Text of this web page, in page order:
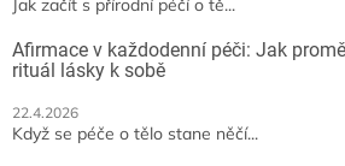
Jak začít s přírodní péčí o tě...
Afirmace v každodenní péči: Jak
rituál lásky k sobě
22.4.2026
Když se péče o tělo stane něčí...